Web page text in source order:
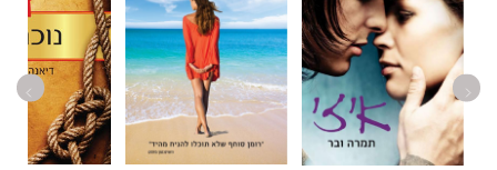
המאסטרו" ו"אנציקלופדיה למוזיקה של המאה העשרים" והרומנים
"שיר השמות" ו"משחק הניגודים".